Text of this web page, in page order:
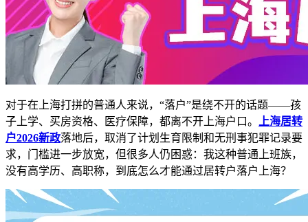
对于在上海打拼的普通人来说，“落户”是绕不开的话题——孩
子上学、买房资格、医疗保障，都离不开上海户口。
上海居转
户2026新政落地后，取消了计划生育限制和无刑事犯罪记录要
求，门槛进一步放宽，但很多人仍困惑：我这种普通上班族，
没有高学历、高职称，到底怎么才能通过居转户落户上海？